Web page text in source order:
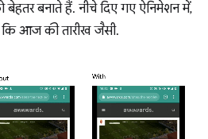
बेहतर बनाते हैं. नीचे दिए गए ऐनिमेशन में,
आज की तारीख जैसी.